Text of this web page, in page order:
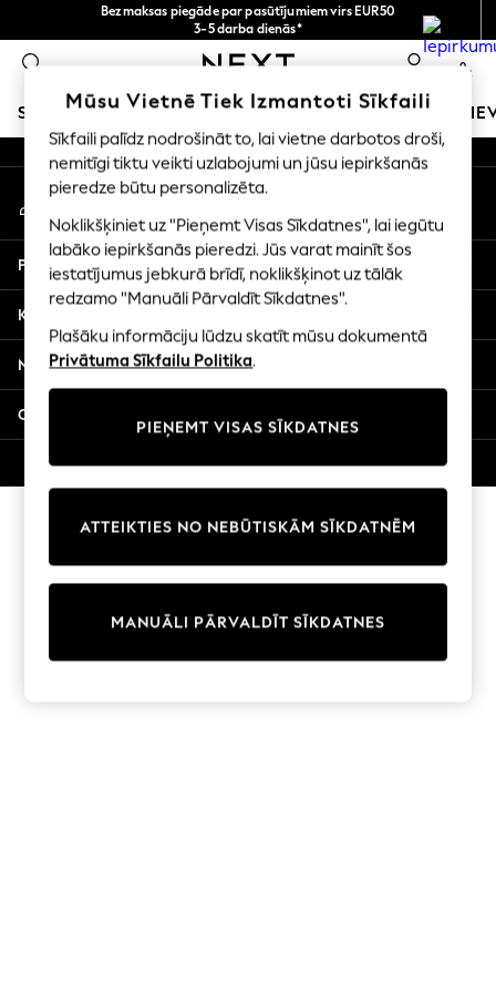
Bezmaksas piegāde par pasūtījumiem virs EUR50
3-5 darba dienās*
Tagad jūs varat
iepirkties latviešu valodā!
0
SKOLAS APĢĒRBS MEITENES ZĒNI MAZULIS
SCHOOLWEAR
All Boys Schoolwear
Shoes
Trousers
Shorts
Shirts
Polo Shirts
Sweatshirts & Jumpers
Multipacks
All Boys Sport & Swimwear
Swimwear
Tops
Joggers
An error occurred on client
Mūsu sociālie tīkli
Mans konts
Pierakstieties savā kontā
Palīdzība
Konfidencialitāte un juridiskā informācija
Nodaļas
Citi pakalpojumi
© 2026 Next Germany GmbH. Visas tiesības aizsargātas.
Mūsu Vietnē Tiek Izmantoti Sīkfaili
Sīkfaili palīdz nodrošināt to, lai vietne darbotos droši,
nemitīgi tiktu veikti uzlabojumi un jūsu iepirkšanās
pieredze būtu personalizēta.
Noklikšķiniet uz "Pieņemt Visas Sīkdatnes", lai iegūtu
labāko iepirkšanās pieredzi. Jūs varat mainīt šos
iestatījumus jebkurā brīdī, noklikšķinot uz tālāk
redzamo "Manuāli Pārvaldīt Sīkdatnes".
Plašāku informāciju lūdzu skatīt mūsu dokumentā
Privātuma Sīkfailu Politika.
PIEŅEMT VISAS SĪKDATNES
MANUĀLI PĀRVALDĪT SĪKDATNES
ATTEIKTIES NO NEBŪTISKĀM SĪKDATNĒM